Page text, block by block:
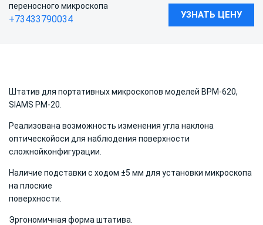
переносного микроскопа
+73433790034 УЗНАТЬ ЦЕНУ
Штатив для портативных микроскопов моделей BPM-620,
SIAMS PM-20.
Реализована возможность изменения угла наклона
оптическойоси для наблюдения поверхности
сложнойконфигурации.
Наличие подставки с ходом ±5 мм для установки микроскопа
на плоские
поверхности.
Эргономичная форма штатива.